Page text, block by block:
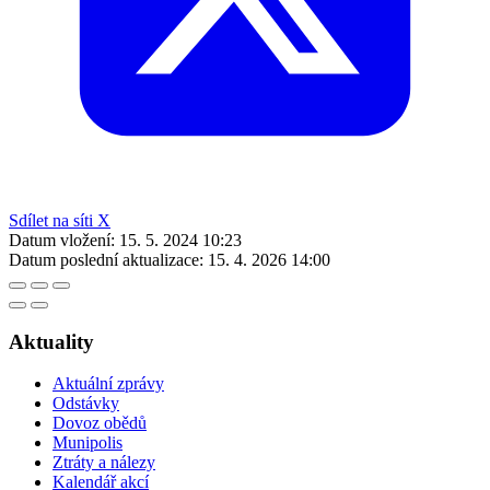
Sdílet na síti X
Datum vložení: 15. 5. 2024 10:23
Datum poslední aktualizace: 15. 4. 2026 14:00
Aktuality
Aktuální zprávy
Odstávky
Dovoz obědů
Munipolis
Ztráty a nálezy
Kalendář akcí